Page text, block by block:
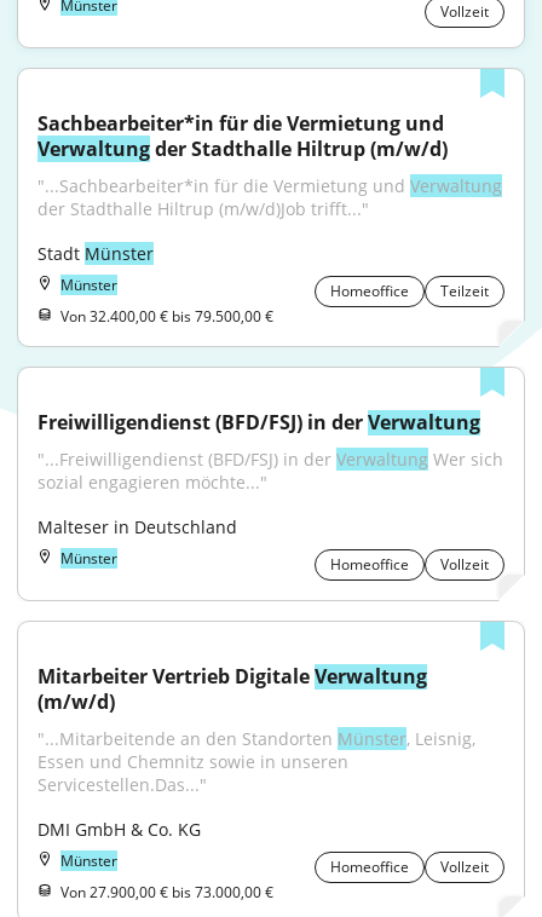
Münster Vollzeit
Verwaltung der Stadthalle Hiltrup (m/w/d)
"...Sachbearbeiter*in für die Vermietung und Verwaltung
der Stadthalle Hiltrup (m/w/d)Job trifft..."
Stadt Münster
Münster Homeoffice
Teilzeit
Von 32.400,00 € bis 79.500,00 €
Freiwilligendienst (BFD/FSJ) in der Verwaltung
"...Freiwilligendienst (BFD/FSJ) in der Verwaltung Wer sich
sozial engagieren möchte..."
Malteser in Deutschland
Münster Homeoffice Vollzeit
Mitarbeiter Vertrieb Digitale Verwaltung
(m/w/d)
"...Mitarbeitende an den Standorten Münster, Leisnig,
Essen und Chemnitz sowie in unseren
Servicestellen.Das..."
DMI GmbH & Co. KG
Münster Homeoffice
Vollzeit
Von 27.900,00 € bis 73.000,00 €